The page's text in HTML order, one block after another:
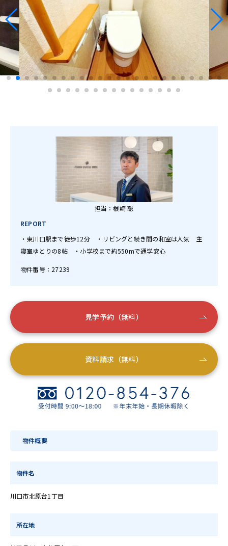
担当：根崎 聡
REPORT
・東川口駅まで徒歩12分 ・リビングと続き間の和室は人気 主
寝室ゆとりの8帖 ・小学校まで約550mで通学安心
物件番号：27239
見学予約（無料）
資料請求（無料）
物件概要
物件名
川口市北原台1丁目
所在地